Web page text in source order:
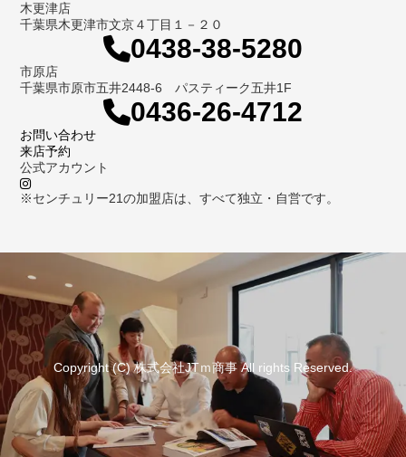
木更津店
千葉県木更津市文京４丁目１－２０
0438-38-5280
市原店
千葉県市原市五井2448-6 パスティーク五井1F
0436-26-4712
お問い合わせ
来店予約
公式アカウント
※センチュリー21の加盟店は、すべて独立・自営です。
Copyright (C) 株式会社JTｍ商事 All rights Reserved.